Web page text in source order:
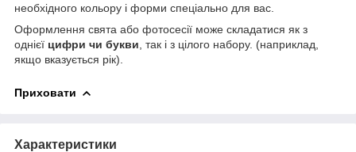
необхідного кольору і форми спеціально для вас.
Оформлення свята або фотосесії може складатися як з
однієї цифри чи букви , так і з цілого набору. (наприклад,
якщо вказується рік).
Приховати
Характеристики